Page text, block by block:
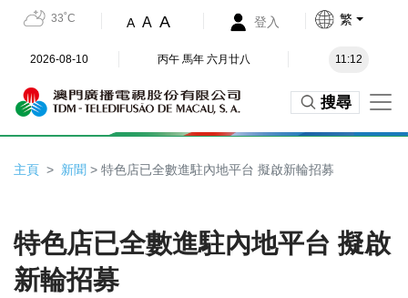
33˚C A A A 登入 繁
2026-08-10 丙午 馬年 六月廿八 11:12
搜尋
主頁 新聞 > 特色店已全數進駐內地平台 擬啟新輪招募
特色店已全數進駐內地平台 擬啟
新輪招募